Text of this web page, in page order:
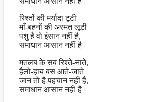
रिश्तों की मर्यादा टूटी
माँ-बहनों की अस्मत लूटी
पशु है वो इंसान नहीं है,
समाधान आसान नहीं है।
मतलब के सब रिश्ते-नाते,
हैलो-हाय बस आते-जाते
जान तो है पहचान नहीं है,
समाधान आसान नहीं है।